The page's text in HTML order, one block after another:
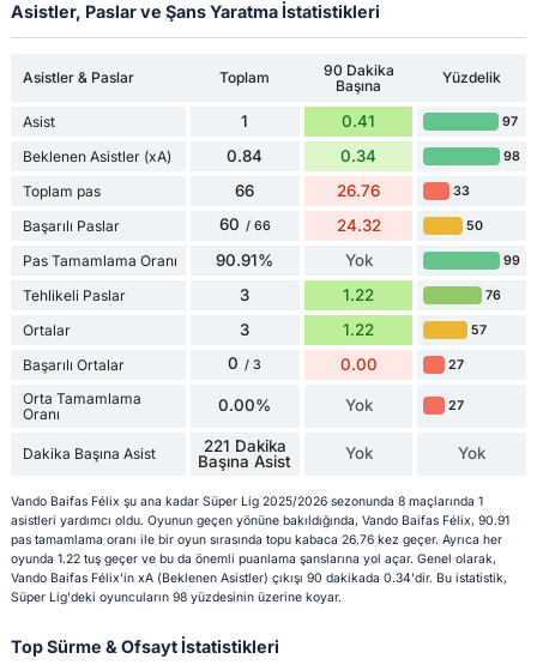
Asistler, Paslar ve Şans Yaratma İstatistikleri
Asistler & Paslar Toplam
90 Dakika
Başına
Yüzdelik
Asist 1 0.41 97
Beklenen Asistler (xA) 0.84 0.34 98
Toplam pas 66 26.76 33
Başarılı Paslar 60 / 66 24.32 50
Pas Tamamlama Oranı 90.91% Yok 99
Tehlikeli Paslar 3 1.22 76
Ortalar 3 1.22 57
Başarılı Ortalar 0 / 3 0.00 27
Orta Tamamlama
Oranı
0.00% Yok 27
Dakika Başına Asist
221 Dakika
Başına Asist
Yok Yok
Vando Baifas Félix şu ana kadar Süper Lig 2025/2026 sezonunda 8 maçlarında 1
asistleri yardımcı oldu. Oyunun geçen yönüne bakıldığında, Vando Baifas Félix, 90.91
pas tamamlama oranı ile bir oyun sırasında topu kabaca 26.76 kez geçer. Ayrıca her
oyunda 1.22 tuş geçer ve bu da önemli puanlama şanslarına yol açar. Genel olarak,
Vando Baifas Félix'in xA (Beklenen Asistler) çıkışı 90 dakikada 0.34'dir. Bu istatistik,
Süper Lig'deki oyuncuların 98 yüzdesinin üzerine koyar.
Top Sürme & Ofsayt İstatistikleri